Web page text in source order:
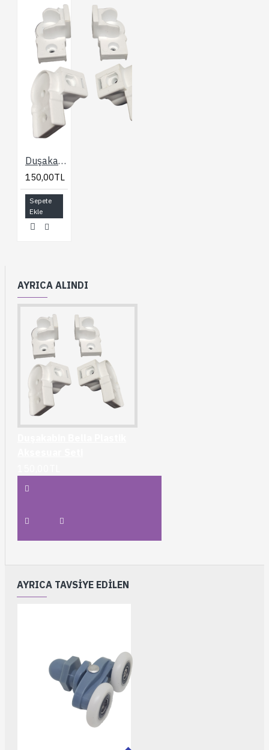
Duşakabin Bella Plastik Aksesuar Seti
150,00TL
Sepete
Ekle
AYRICA ALINDI
AYRICA TAVSIYE EDILEN